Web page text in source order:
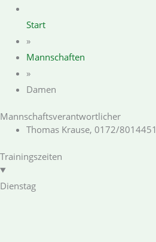
Start
»
Mannschaften
»
Damen
Mannschaftsverantwortlicher
Thomas Krause, 0172/8014451
Trainingszeiten
Dienstag